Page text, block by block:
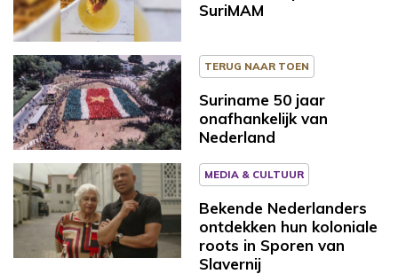
SuriMAM
TERUG NAAR TOEN
Suriname 50 jaar
onafhankelijk van
Nederland
MEDIA & CULTUUR
Bekende Nederlanders
ontdekken hun koloniale
roots in Sporen van
Slavernij